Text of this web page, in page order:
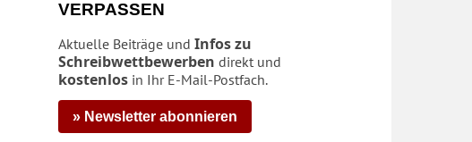
VERPASSEN
Aktuelle Beiträge und Infos zu
Schreibwettbewerben direkt und
kostenlos in Ihr E-Mail-Postfach.
» Newsletter abonnieren